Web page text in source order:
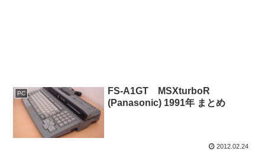
PC
FS-A1GT MSXturboR
(Panasonic) 1991年 まとめ
2012.02.24